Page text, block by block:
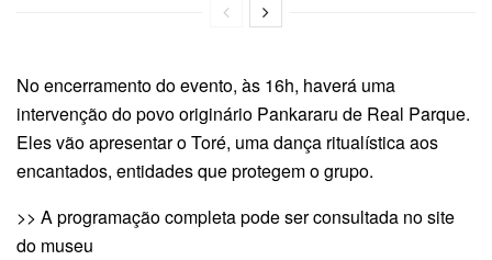
No encerramento do evento, às 16h, haverá uma
intervenção do povo originário Pankararu de Real Parque.
Eles vão apresentar o Toré, uma dança ritualística aos
encantados, entidades que protegem o grupo.
>> A programação completa pode ser consultada no site
do museu